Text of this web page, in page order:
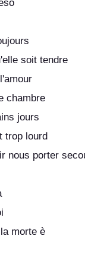
soit tendre
chambre
jours
trop lourd
nous porter
morte è